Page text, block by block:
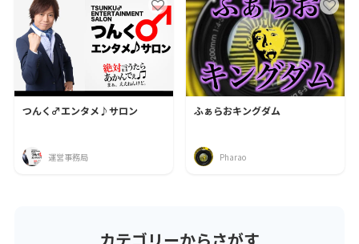
つんく♂エンタメ♪サロン
運営事務局
ふぁらおキングダム
Pharao